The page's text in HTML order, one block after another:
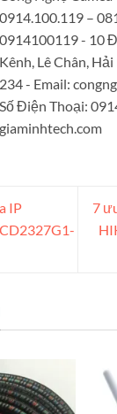
0914.100.119 –
0914100119 - 10
Kênh, Lê Chân,
234 - Email:
Số Điện Thoại:
giaminhtech.com
IP
7